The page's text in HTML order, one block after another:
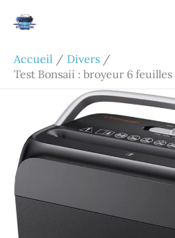
Accueil
Divers
Test Bonsaii : broyeur 6
Rechercher